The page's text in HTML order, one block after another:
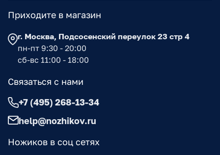
Ножиков в соц сетях
Приходите в магазин
г. Москва, Подсосенский переулок 23 стр 4
пн-пт 9:30 - 20:00
сб-вс 11:00 - 18:00
Связаться с нами
+7 (495) 268-13-34
help@nozhikov.ru